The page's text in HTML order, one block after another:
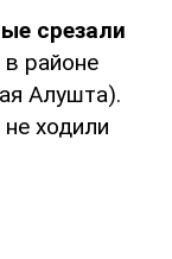
срезали
в районе
Алушта).
ходили